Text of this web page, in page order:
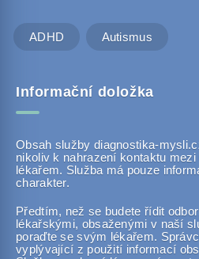
ADHD Autismus
Informační doložka
Obsah služby diagnostika-
nikoliv k nahrazení kontaktu
lékařem. Služba má pouze
charakter.
Předtím, než se budete řídit
lékařskými, obsaženými v naší
poraďte se svým lékařem.
vyplývající z použití informací